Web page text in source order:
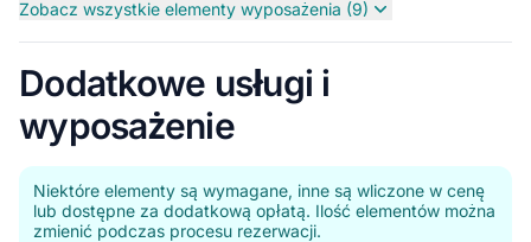
Zobacz wszystkie elementy wyposażenia (9)
Dodatkowe usługi i
wyposażenie
Niektóre elementy są wymagane, inne są wliczone w cenę
lub dostępne za dodatkową opłatą. Ilość elementów można
zmienić podczas procesu rezerwacji.